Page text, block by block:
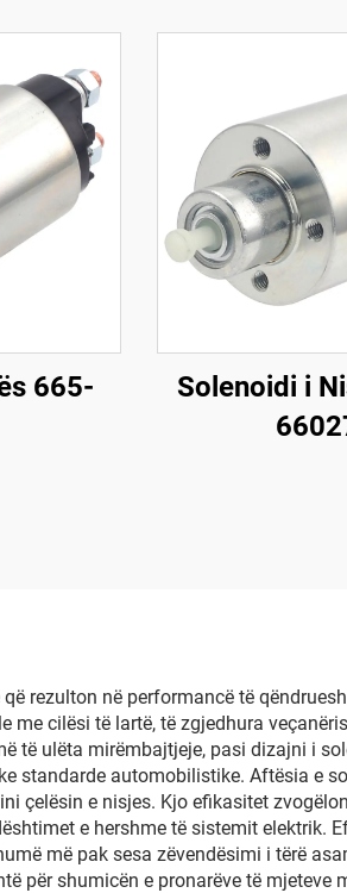
665-
Solenoidi i
rezulton në performancë të
cilësi të lartë, të zgjedhura
të ulëta mirëmbajtjeje, pasi dizajni i
standarde automobilistike. Aftësia e
çelësin e nisjes. Kjo efikasitet
e hershme të sistemit elektrik.
më pak sesa zëvendësimi i tërë
për shumicën e pronarëve të